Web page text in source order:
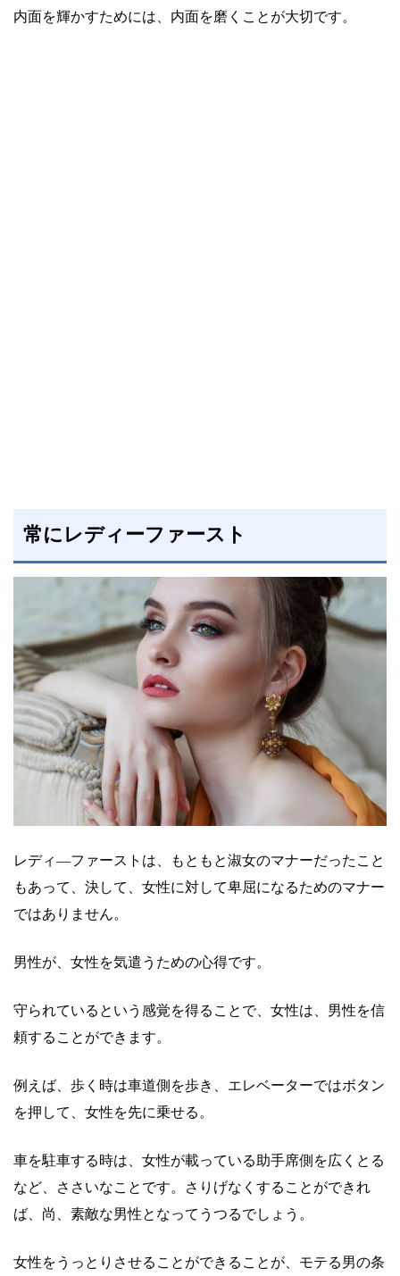
内面を輝かすためには、内面を磨くことが大切です。
常にレディーファースト
レディ―ファーストは、もともと淑女のマナーだったこと
もあって、決して、女性に対して卑屈になるためのマナー
ではありません。
男性が、女性を気遣うための心得です。
守られているという感覚を得ることで、女性は、男性を信
頼することができます。
例えば、歩く時は車道側を歩き、エレベーターではボタン
を押して、女性を先に乗せる。
車を駐車する時は、女性が載っている助手席側を広くとる
など、ささいなことです。さりげなくすることができれ
ば、尚、素敵な男性となってうつるでしょう。
女性をうっとりさせることができることが、モテる男の条